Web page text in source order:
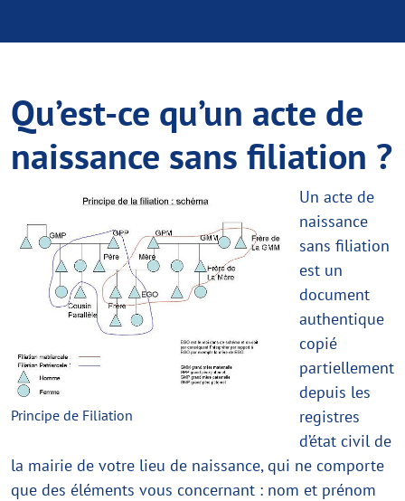
Qu’est-ce qu’un acte de
naissance sans filiation ?
Principe de Filiation
Un acte de
naissance
sans filiation
est un
document
authentique
copié
partiellement
depuis les
registres
d’état civil de
la mairie de votre lieu de naissance, qui ne comporte
que des éléments vous concernant : nom et prénom